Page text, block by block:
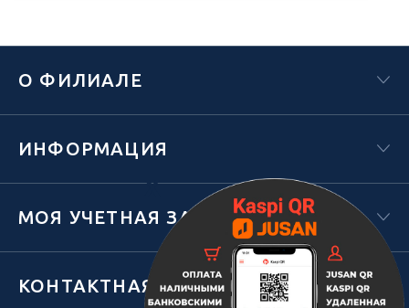
Х
О ФИЛИАЛЕ
ИНФОРМАЦИЯ
МОЯ УЧЕТНАЯ ЗАПИСЬ
КОНТАКТНАЯ ИНФОРМАЦИЯ